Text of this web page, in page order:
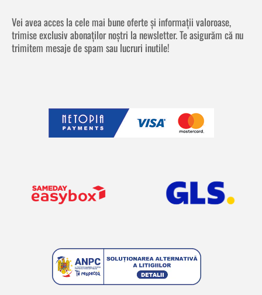
Vei avea acces la cele mai bune oferte și informații valoroase,
trimise exclusiv abonaților noștri la newsletter. Te asigurăm că nu
trimitem mesaje de spam sau lucruri inutile!